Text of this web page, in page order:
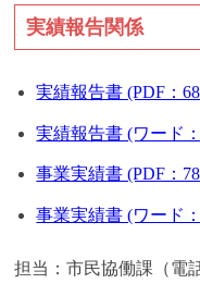
実績報告関係
実績報告書 (PDF：
実績報告書 (ワード
事業実績書 (PDF：
事業実績書 (ワード
担当：市民協働課（電話